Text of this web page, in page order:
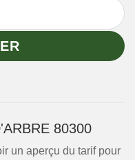
80300
un aperçu du tarif pour